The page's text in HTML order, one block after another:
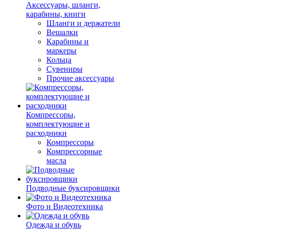
Аксессуары, шланги,
карабины, книги
Шланги и держатели
Вешалки
Карабины и
маркеры
Кольца
Сувениры
Прочие аксессуары
Компрессоры,
комплектующие и
расходники
Компрессоры
Компрессорные
масла
Подводные буксировщики
Фото и Видеотехника
Одежда и обувь